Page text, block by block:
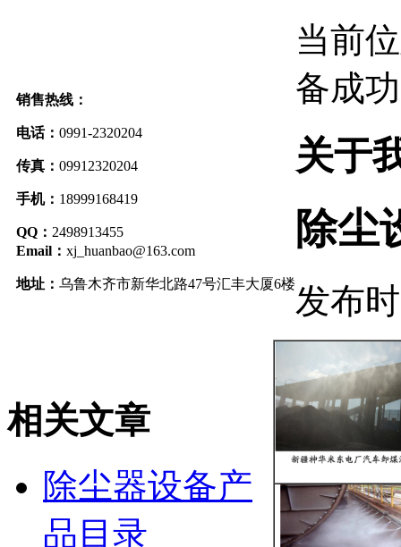
销售热线：
电话： 0991-2320204
传真： 09912320204
手机： 18999168419
QQ： 2498913455
Email： xj_huanbao@163.com
地址： 乌鲁木齐市新华北路47号汇丰大厦6楼
当前
备成
关于
除尘
发布
相关文章
除尘器设备产
品目录